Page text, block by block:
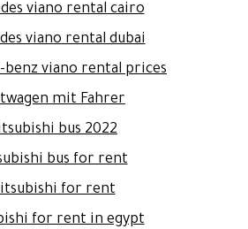
viano rental cairo
viano rental dubai
benz viano rental prices
mit Fahrer
bus 2022
bus for rent
for rent
for rent in egypt